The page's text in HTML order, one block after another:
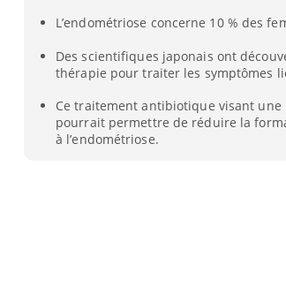
L’endométriose concerne 10 % des
Des scientifiques japonais ont
thérapie pour traiter les symptômes
Ce traitement antibiotique visant
pourrait permettre de réduire la
à l’endométriose.